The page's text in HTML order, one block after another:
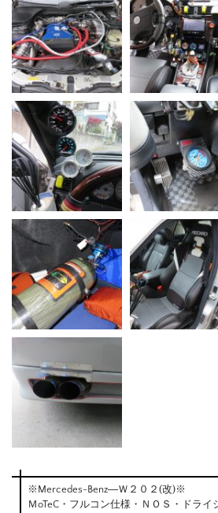
※Mercedes-Benz―Ｗ２０２(改)※
ＭoTeC・フルコン仕様・ＮＯＳ・ドラ